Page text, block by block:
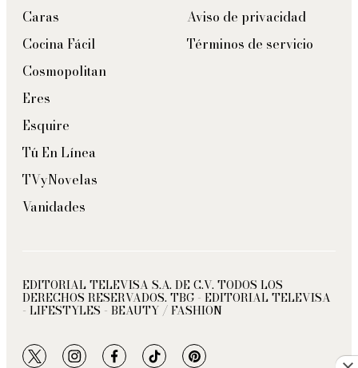
Caras
Cocina Fácil
Cosmopolitan
Eres
Esquire
Tú En Línea
TVyNovelas
Vanidades
Aviso de privacidad
Términos de servicio
EDITORIAL TELEVISA S.A. DE C.V. TODOS LOS
DERECHOS RESERVADOS. TBG - EDITORIAL TELEVISA
- LIFESTYLES - BEAUTY / FASHION
twitterinstagramfacebooktiktokpinterest